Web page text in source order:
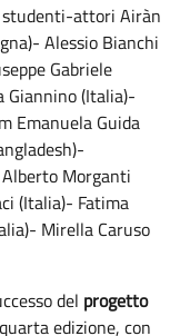
studenti-attori Airàn
Alessio Bianchi
Gabriele
Giannino (Italia)-
Emanuela Guida
Morganti
(Italia)- Fatima
Mirella Caruso
del progetto
edizione, con